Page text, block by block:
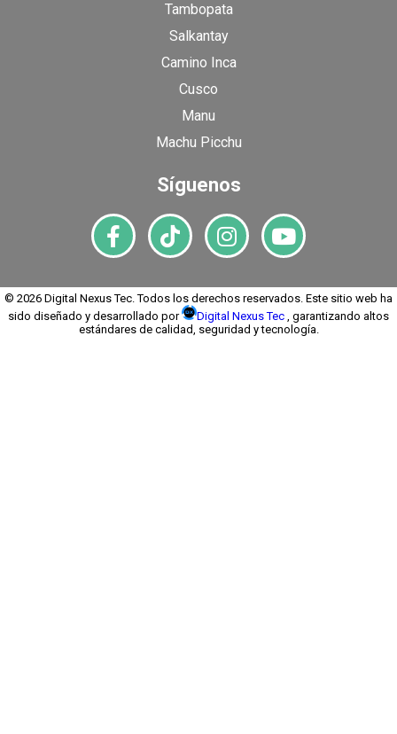
Tambopata
Salkantay
Camino Inca
Cusco
Manu
Machu Picchu
Síguenos
© 2026 Digital Nexus Tec. Todos los derechos reservados. Este sitio web ha
sido diseñado y desarrollado por
Digital Nexus Tec , garantizando altos
estándares de calidad, seguridad y tecnología.